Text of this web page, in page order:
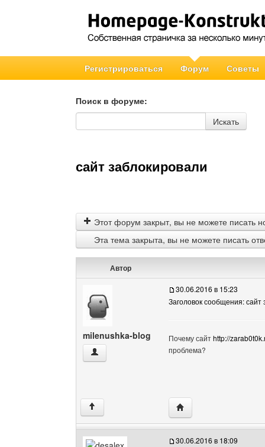
Регистрироваться Форум Советы
Поиск в форуме:
Поиск в форуме
Искать
сайт заблокировали
Этот форум закрыт, вы не можете писать
Эта тема закрыта, вы не можете писать
Автор
milenushka-blog
milenushka-blog Посмотреть профиль
30.06.2016 в 15:23
Заголовок сообщения:
Почему сайтhttp://
проблема?
↑ Посетить сайт
30.06.2016 в 18:09